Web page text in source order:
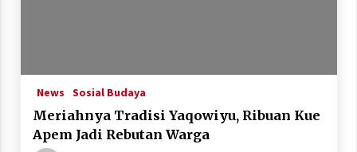
News Sosial Budaya
Meriahnya Tradisi Yaqowiyu, Ribuan Kue
Apem Jadi Rebutan Warga